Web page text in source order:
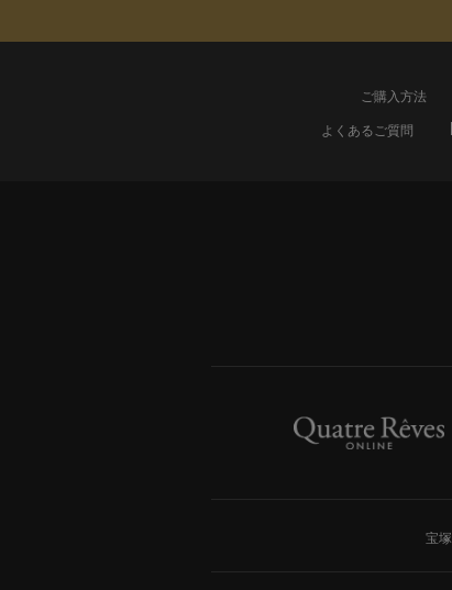
ご購入方法
よくあるご質問
宝